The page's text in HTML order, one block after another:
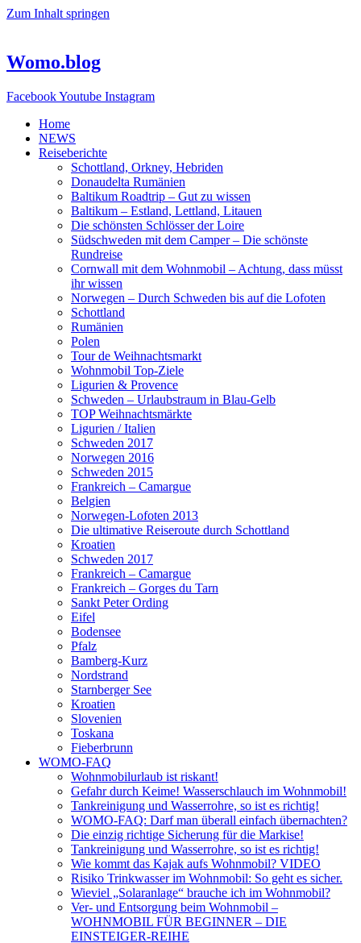
Zum Inhalt springen
Womo.blog
FacebookYoutube Instagram
Home
NEWS
Reiseberichte
Schottland, Orkney, Hebriden
Donaudelta Rumänien
Baltikum Roadtrip – Gut zu wissen
Baltikum – Estland, Lettland, Litauen
Die schönsten Schlösser der Loire
Südschweden mit dem Camper – Die schönste
Rundreise
Cornwall mit dem Wohnmobil – Achtung, dass müsst
ihr wissen
Norwegen – Durch Schweden bis auf die Lofoten
Schottland
Rumänien
Polen
Tour de Weihnachtsmarkt
Wohnmobil Top-Ziele
Ligurien & Provence
Schweden – Urlaubstraum in Blau-Gelb
TOP Weihnachtsmärkte
Ligurien / Italien
Schweden 2017
Norwegen 2016
Schweden 2015
Frankreich – Camargue
Belgien
Norwegen-Lofoten 2013
Die ultimative Reiseroute durch Schottland
Kroatien
Schweden 2017
Frankreich – Camargue
Frankreich – Gorges du Tarn
Sankt Peter Ording
Eifel
Bodensee
Pfalz
Bamberg-Kurz
Nordstrand
Starnberger See
Kroatien
Slovenien
Toskana
Fieberbrunn
WOMO-FAQ
Wohnmobilurlaub ist riskant!
Gefahr durch Keime! Wasserschlauch im Wohnmobil!
Tankreinigung und Wasserrohre, so ist es richtig!
WOMO-FAQ: Darf man überall einfach übernachten?
Die einzig richtige Sicherung für die Markise!
Tankreinigung und Wasserrohre, so ist es richtig!
Wie kommt das Kajak aufs Wohnmobil? VIDEO
Risiko Trinkwasser im Wohnmobil: So geht es sicher.
Wieviel „Solaranlage“ brauche ich im Wohnmobil?
Ver- und Entsorgung beim Wohnmobil –
WOHNMOBIL FÜR BEGINNER – DIE
EINSTEIGER-REIHE